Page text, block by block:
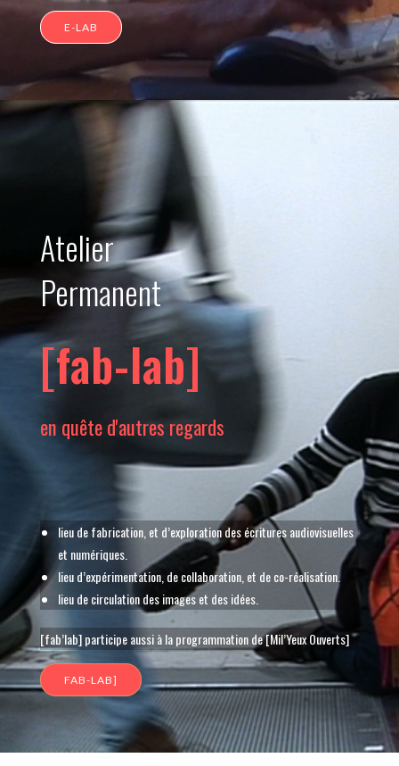
E-LAB
Atelier
Permanent
[fab-lab]
en quête d'autres regards
lieu de fabrication, et d’exploration des écritures audiovisuelles
et numériques.
lieu d’expérimentation, de collaboration, et de co-réalisation.
lieu de circulation des images et des idées.
[fab’lab] participe aussi à la programmation de [Mil’Yeux Ouverts]
FAB-LAB]